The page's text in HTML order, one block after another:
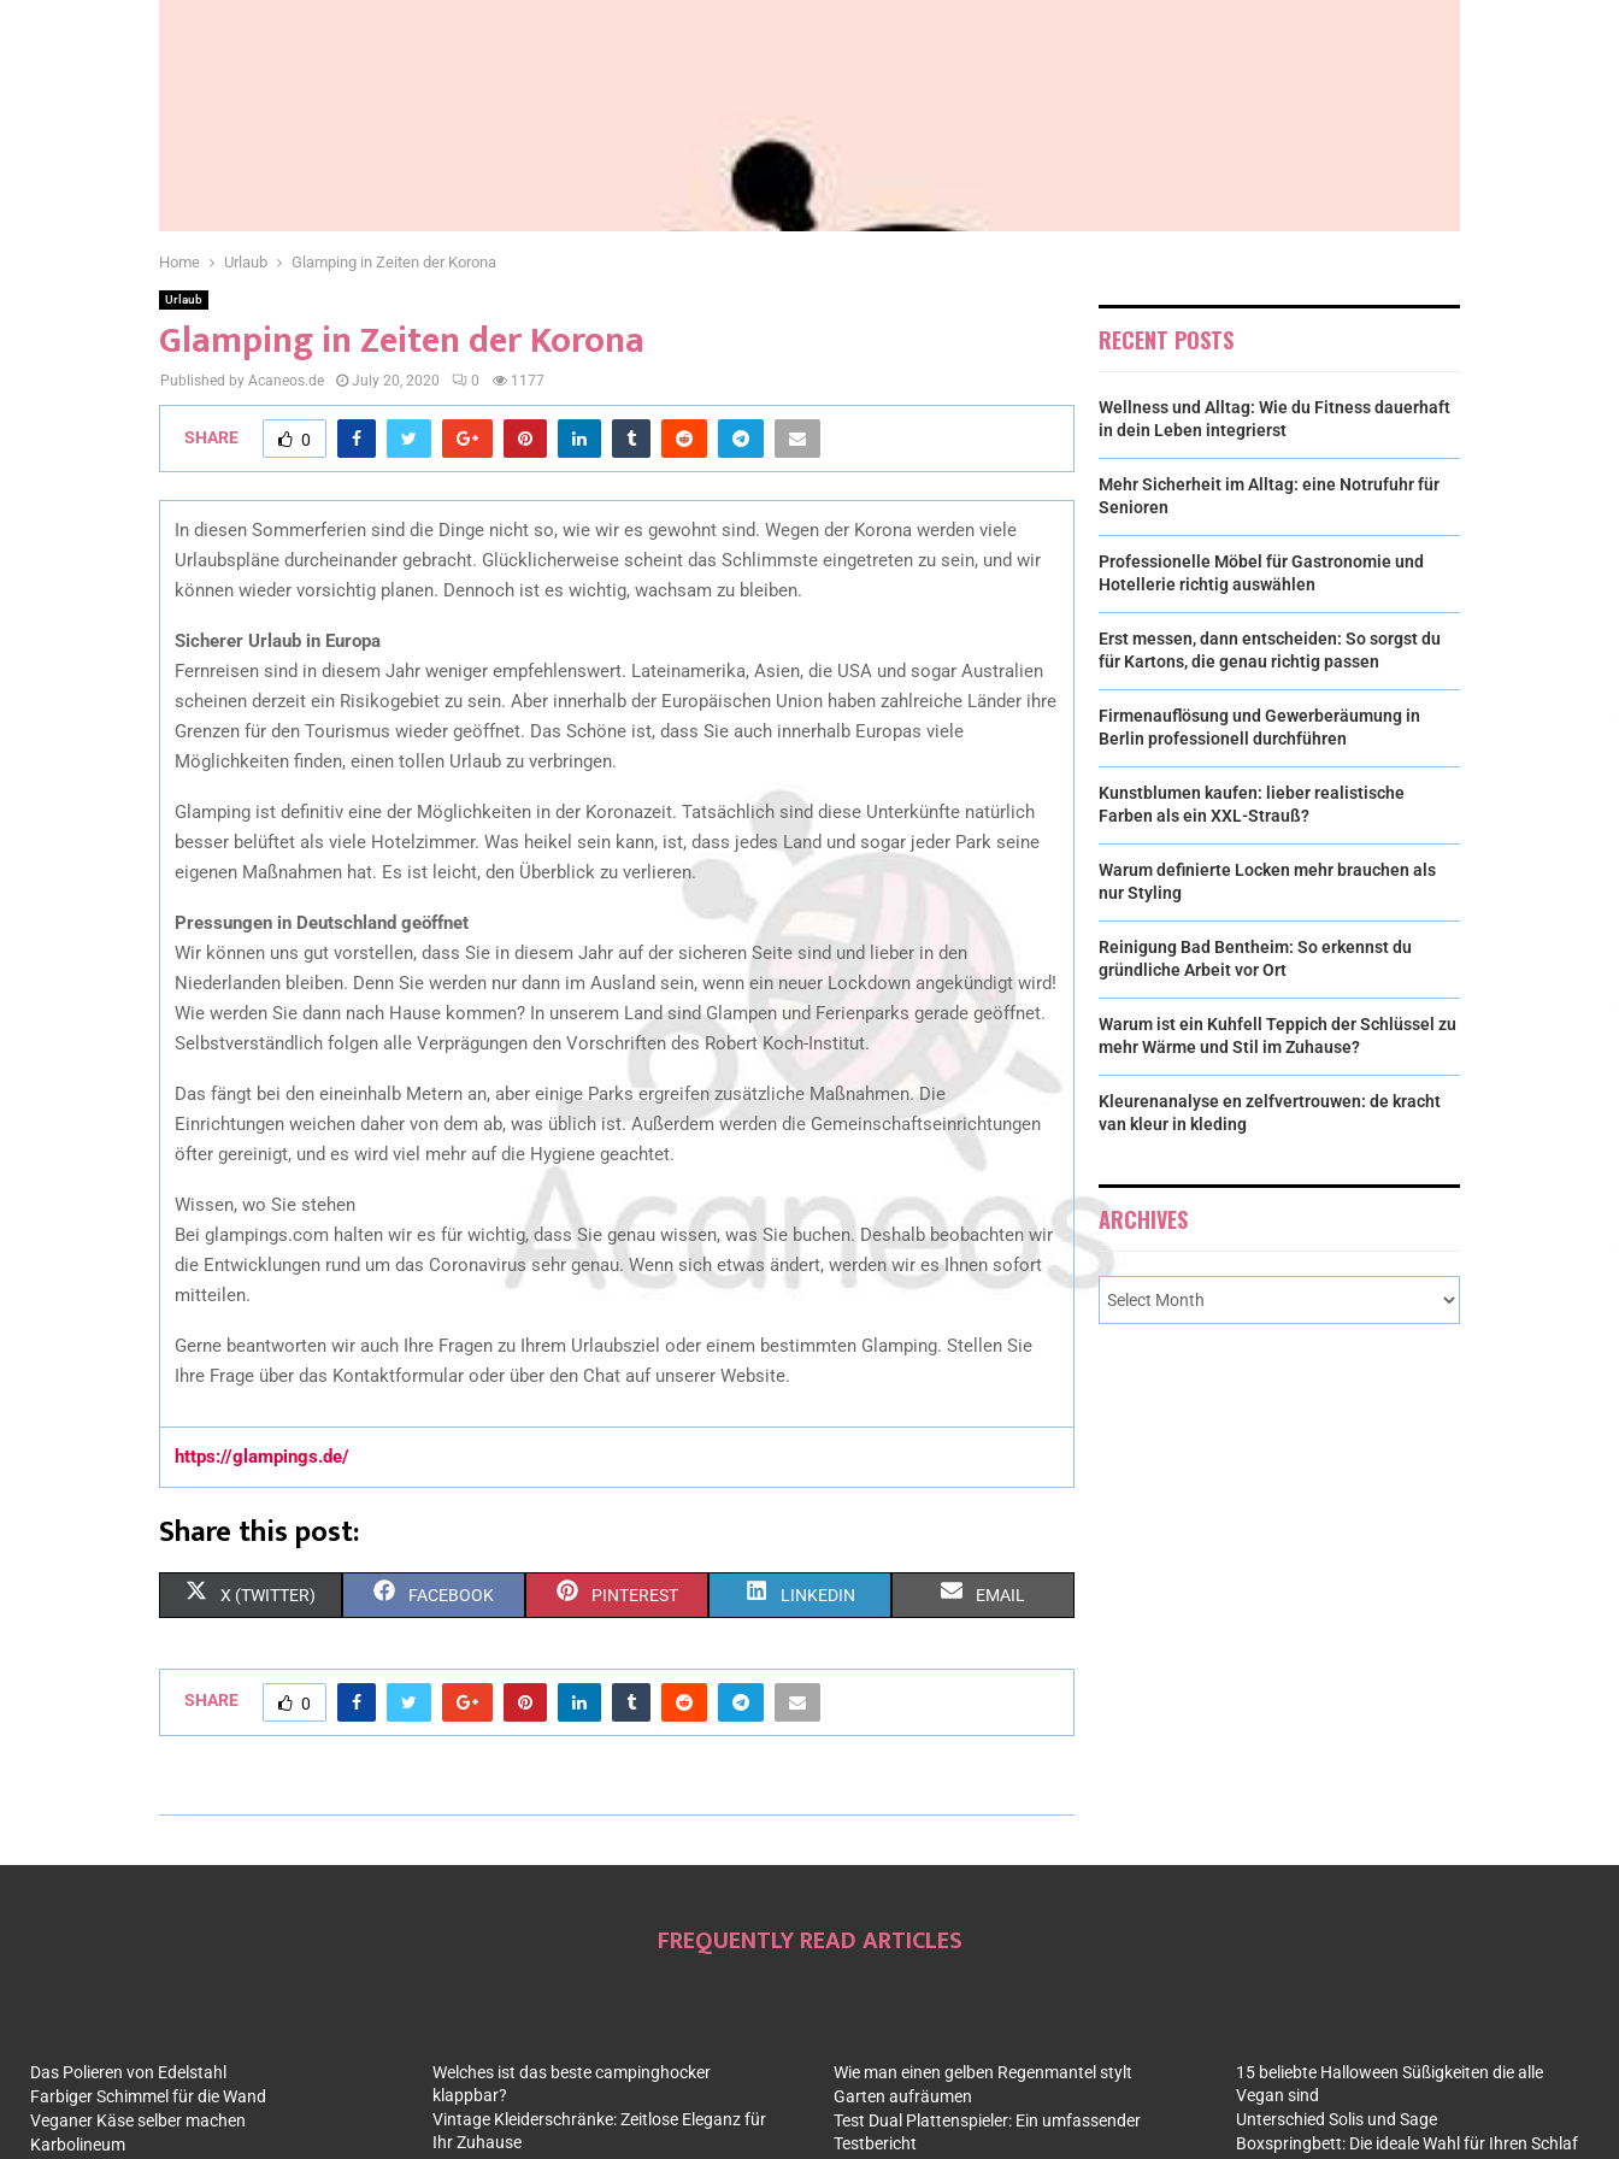
Home Urlaub Glamping in Zeiten der Korona
Urlaub
Glamping in Zeiten der Korona
Published by Acaneos.de July 20, 2020 0 1177
SHARE 0
In diesen Sommerferien sind die Dinge nicht so, wie wir es gewohnt sind. Wegen der Korona werden viele
Urlaubspläne durcheinander gebracht. Glücklicherweise scheint das Schlimmste eingetreten zu sein, und wir
können wieder vorsichtig planen. Dennoch ist es wichtig, wachsam zu bleiben.
Sicherer Urlaub in Europa
Fernreisen sind in diesem Jahr weniger empfehlenswert. Lateinamerika, Asien, die USA und sogar Australien
scheinen derzeit ein Risikogebiet zu sein. Aber innerhalb der Europäischen Union haben zahlreiche Länder ihre
Grenzen für den Tourismus wieder geöffnet. Das Schöne ist, dass Sie auch innerhalb Europas viele
Möglichkeiten finden, einen tollen Urlaub zu verbringen.
Glamping ist definitiv eine der Möglichkeiten in der Koronazeit. Tatsächlich sind diese Unterkünfte natürlich
besser belüftet als viele Hotelzimmer. Was heikel sein kann, ist, dass jedes Land und sogar jeder Park seine
eigenen Maßnahmen hat. Es ist leicht, den Überblick zu verlieren.
Pressungen in Deutschland geöffnet
Wir können uns gut vorstellen, dass Sie in diesem Jahr auf der sicheren Seite sind und lieber in den
Niederlanden bleiben. Denn Sie werden nur dann im Ausland sein, wenn ein neuer Lockdown angekündigt wird!
Wie werden Sie dann nach Hause kommen? In unserem Land sind Glampen und Ferienparks gerade geöffnet.
Selbstverständlich folgen alle Verprägungen den Vorschriften des Robert Koch-Institut.
Das fängt bei den eineinhalb Metern an, aber einige Parks ergreifen zusätzliche Maßnahmen. Die
Einrichtungen weichen daher von dem ab, was üblich ist. Außerdem werden die Gemeinschaftseinrichtungen
öfter gereinigt, und es wird viel mehr auf die Hygiene geachtet.
Wissen, wo Sie stehen
Bei glampings.com halten wir es für wichtig, dass Sie genau wissen, was Sie buchen. Deshalb beobachten wir
die Entwicklungen rund um das Coronavirus sehr genau. Wenn sich etwas ändert, werden wir es Ihnen sofort
mitteilen.
Gerne beantworten wir auch Ihre Fragen zu Ihrem Urlaubsziel oder einem bestimmten Glamping. Stellen Sie
Ihre Frage über das Kontaktformular oder über den Chat auf unserer Website.
https://glampings.de/
Share this post:
X (TWITTER) FACEBOOK PINTEREST LINKEDIN EMAIL
SHARE 0
RECENT POSTS
Wellness und Alltag: Wie du Fitness dauerhaft
in dein Leben integrierst
Mehr Sicherheit im Alltag: eine Notrufuhr für
Senioren
Professionelle Möbel für Gastronomie und
Hotellerie richtig auswählen
Erst messen, dann entscheiden: So sorgst du
für Kartons, die genau richtig passen
Firmenauflösung und Gewerberäumung in
Berlin professionell durchführen
Kunstblumen kaufen: lieber realistische
Farben als ein XXL-Strauß?
Warum definierte Locken mehr brauchen als
nur Styling
Reinigung Bad Bentheim: So erkennst du
gründliche Arbeit vor Ort
Warum ist ein Kuhfell Teppich der Schlüssel zu
mehr Wärme und Stil im Zuhause?
Kleurenanalyse en zelfvertrouwen: de kracht
van kleur in kleding
ARCHIVES
FREQUENTLY READ ARTICLES
Das Polieren von Edelstahl
Farbiger Schimmel für die Wand
Veganer Käse selber machen
Karbolineum
Welches ist das beste campinghocker
klappbar?
Vintage Kleiderschränke: Zeitlose Eleganz für
Ihr Zuhause
Wie man einen gelben Regenmantel stylt
Garten aufräumen
Test Dual Plattenspieler: Ein umfassender
Testbericht
15 beliebte Halloween Süßigkeiten die alle
Vegan sind
Unterschied Solis und Sage
Boxspringbett: Die ideale Wahl für Ihren Schlaf